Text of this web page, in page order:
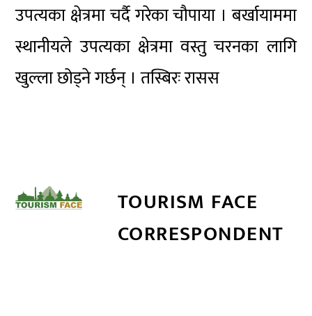
उपत्यका क्षेत्रमा चर्दै गरेका चौपाया । बर्खायाममा
स्थानीयले उपत्यका क्षेत्रमा वस्तु चरनका लागि
खुल्ला छोड्ने गर्छन् । तस्बिरः रासस
TOURISM FACE
CORRESPONDENT